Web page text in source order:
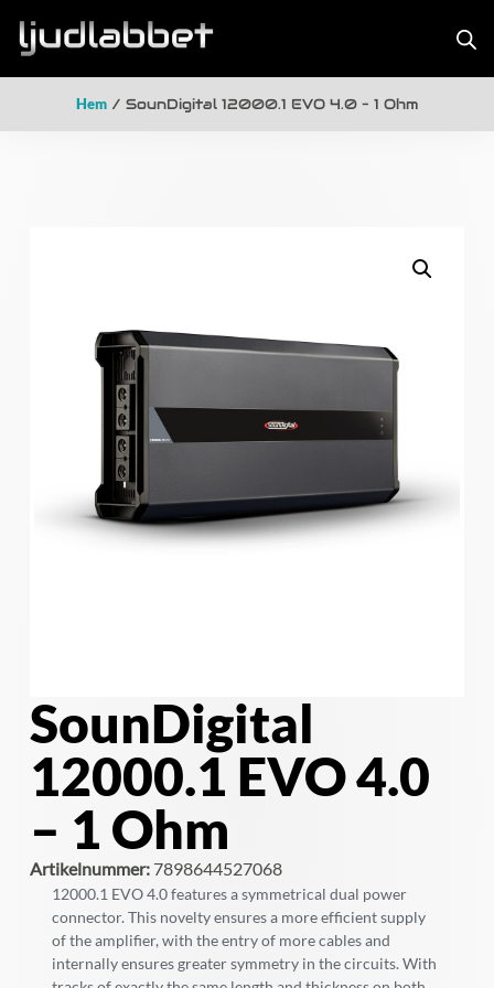
Hem / SounDigital 12000.1 EVO 4.0 – 1 Ohm
SounDigital
12000.1 EVO 4.0
– 1 Ohm
Artikelnummer:7898644527068
12000.1 EVO 4.0 features a symmetrical dual power
connector. This novelty ensures a more efficient supply
of the amplifier, with the entry of more cables and
internally ensures greater symmetry in the circuits. With